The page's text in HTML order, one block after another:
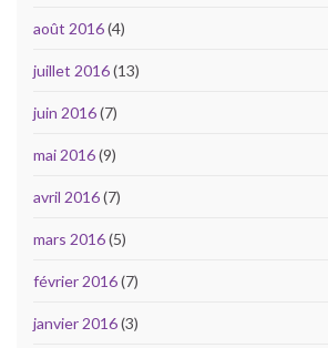
août 2016(4)
juillet 2016(13)
juin 2016(7)
mai 2016(9)
avril 2016(7)
mars 2016(5)
février 2016(7)
janvier 2016(3)